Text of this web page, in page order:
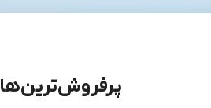
پرفروش‌ترین‌ها